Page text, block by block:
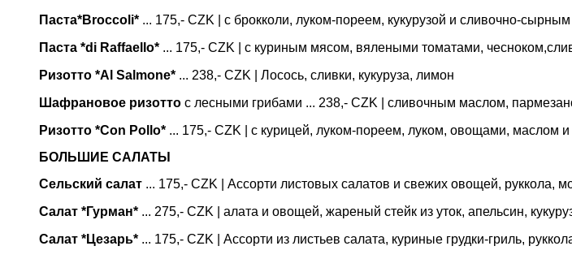
Паста*Broccoli* ... 175,- CZK | с брокколи, луком-пореем, кукурузой и сливочно-
Паста *di Raffaello* ... 175,- CZK | с куриным мясом, вялеными томатами,
Ризотто *Al Salmone* ... 238,- CZK | Лосось, сливки, кукуруза, лимон
Шафрановое ризотто с лесными грибами ... 238,- CZK | сливочным маслом,
Ризотто *Con Pollo* ... 175,- CZK | с курицей, луком-пореем, луком, овощами, маслом
БОЛЬШИЕ САЛАТЫ
Сельский салат ... 175,- CZK | Ассорти листовых салатов и свежих овощей, руккола,
Салат *Гурман* ... 275,- CZK | алата и овощей, жареный стейк из уток, апельсин,
Салат *Цезарь* ... 175,- CZK | Ассорти из листьев салата, куриные грудки-гриль,